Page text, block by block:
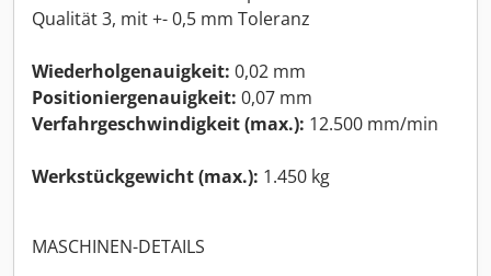
Qualität 3, mit +- 0,5 mm Toleranz
Wiederholgenauigkeit: 0,02 mm
Positioniergenauigkeit: 0,07 mm
Verfahrgeschwindigkeit (max.): 12.500 mm/min
Werkstückgewicht (max.): 1.450 kg
MASCHINEN-DETAILS